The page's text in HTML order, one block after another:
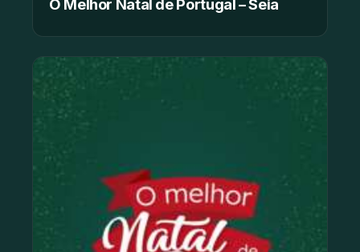
O Melhor Natal de Portugal – Seia